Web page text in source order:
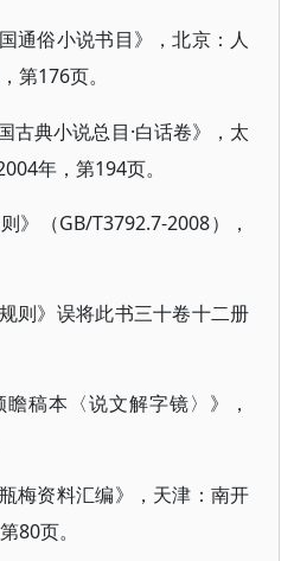
通俗小说书目》，北京：人
第176页。
古典小说总目 ·白话卷》，太
年，第194页。
》（GB/T3792.7-2008），
则》误将此书三十卷十二册
稿本〈说文解字镜〉》，
梅资料汇编》，天津：南开
80页。